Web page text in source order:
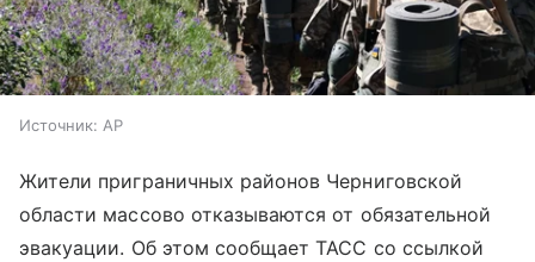
Источник: AP
Жители приграничных районов Черниговской
области массово отказываются от обязательной
эвакуации. Об этом сообщает ТАСС со ссылкой